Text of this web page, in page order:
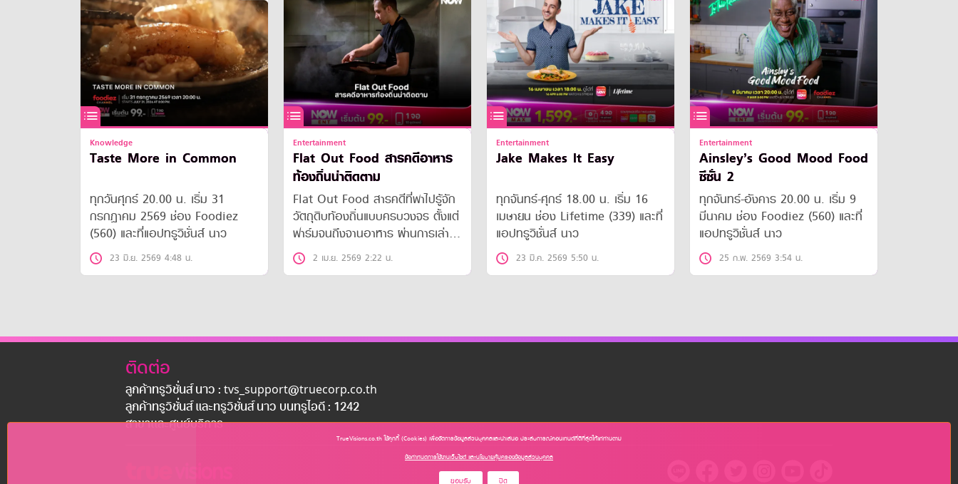
Knowledge
Taste More in Common
ทุกวันศุกร์ 20.00 น.​ เริ่ม 31
กรกฎาคม 2569 ช่อง Foodiez
(560) และที่แอปทรูวิชั่นส์ นาว
23 มิ.ย. 2569 4:48 น.
Entertainment
Flat Out Food สารคดีอาหาร
ท้องถิ่นน่าติดตาม
Flat Out Food สารคดีที่พาไปรู้จัก
วัตถุดิบท้องถิ่นแบบครบวงจร ตั้งแต่
ฟาร์มจนถึงจานอาหาร ผ่านการเล่า
เรื่องที่ทั้งเรียลและน่าติดตาม
2 เม.ย. 2569 2:22 น.
Entertainment
Jake Makes It Easy
ทุกจันทร์-ศุกร์ 18.00 น. เริ่ม 16
เมษายน ช่อง Lifetime (339) และที่
แอปทรูวิชั่นส์ นาว
23 มี.ค. 2569 5:50 น.
Entertainment
Ainsley’s Good Mood Food
ซีซั่น 2
ทุกจันทร์-อังคาร 20.00 น. เริ่ม 9
มีนาคม ช่อง Foodiez (560) และที่
แอปทรูวิชั่นส์ นาว
25 ก.พ. 2569 3:54 น.
ติดต่อ
ลูกค้าทรูวิชั่นส์ นาว : tvs_support@truecorp.co.th
ลูกค้าทรูวิชั่นส์ และทรูวิชั่นส์ นาว บนทรูไอดี : 1242
สาขาเเละศูนย์บริการ
TrueVisions.co.th ใช้คุกกี้ (Cookies) เพื่อจัดการข้อมูลส่วนบุคคลและนำเสนอ ประสบการณ์คอนเทนต์ที่ดีที่สุดให้แก่ท่านตาม
ข้อกำหนดการใช้งานเว็บไซต์ และนโยบายคุ้มครองข้อมูลส่วนบุคคล
ยอมรับ ปิด